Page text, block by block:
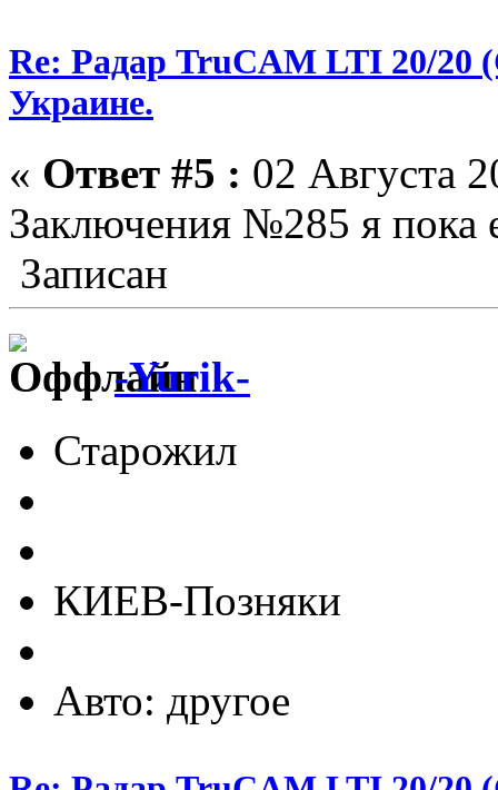
Re: Радар TruCAM LTI 20/
Украине.
« Ответ #5 : 02 Августа
Заключения №285 я пока
Записан
-Yurik-
Старожил
КИЕВ-Позняки
Авто: другое